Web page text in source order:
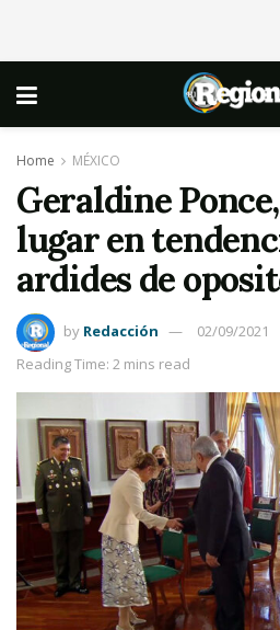
Home MÉXICO
Geraldine
lugar en
ardides de
by Redacción
02/09/2021
Reading Time: 2 mins read